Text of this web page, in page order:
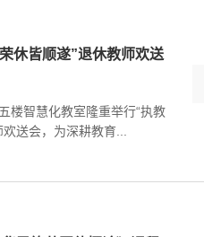
休皆顺遂”退休教师欢送
楼智慧化教室隆重举行“执教
送会，为深耕教育...